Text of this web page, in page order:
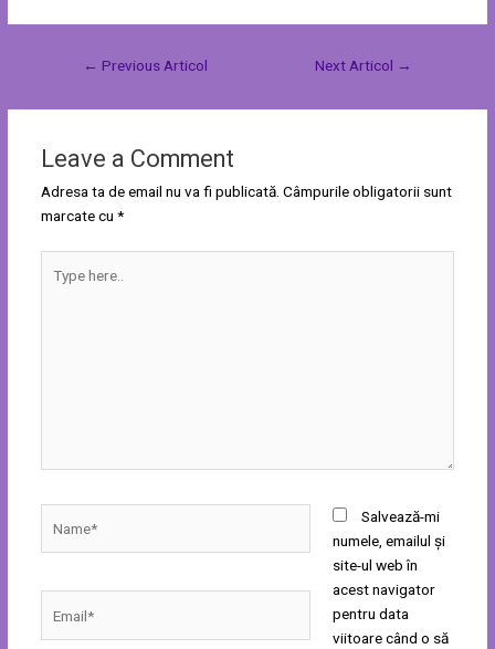
← Previous Articol Next Articol →
Leave a Comment
Adresa ta de email nu va fi publicată. Câmpurile obligatorii sunt
marcate cu *
here..
Salvează-mi
numele, emailul și
site-ul web în
acest navigator
pentru data
viitoare când o să